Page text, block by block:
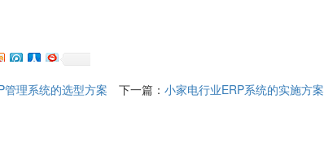
管理系统的选型方案 下一篇： 小家电行业ERP系统的实施方案